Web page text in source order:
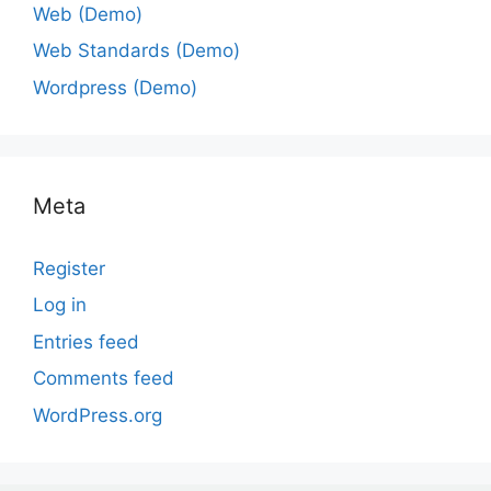
Web (Demo)
Web Standards (Demo)
Wordpress (Demo)
Meta
Register
Log in
Entries feed
Comments feed
WordPress.org